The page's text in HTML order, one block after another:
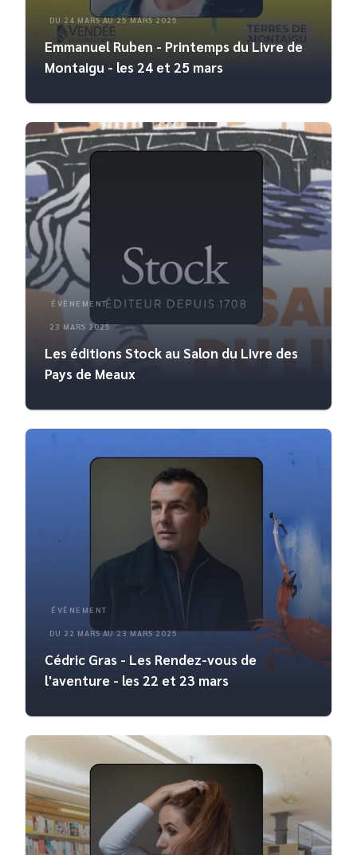
DU 24 MARS AU 25 MARS 2025
Emmanuel Ruben - Printemps du Livre de
Montaigu - les 24 et 25 mars
ÉVÈNEMENT
23 MARS 2025
Les éditions Stock au Salon du Livre des
Pays de Meaux
ÉVÈNEMENT
DU 22 MARS AU 23 MARS 2025
Cédric Gras - Les Rendez-vous de
l'aventure - les 22 et 23 mars